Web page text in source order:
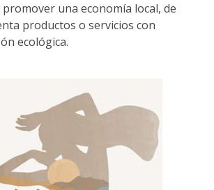
una economía local, de
productos o servicios con
ecológica.